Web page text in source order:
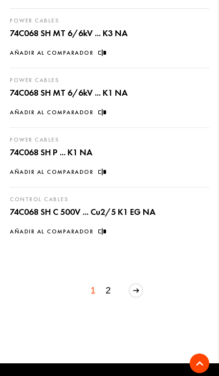
AÑADIR AL COMPARADOR
POWER CABLES
74C068 SH MT 6/6kV ... K3 NA
AÑADIR AL COMPARADOR
POWER CABLES
74C068 SH MT 6/6kV ... K1 NA
AÑADIR AL COMPARADOR
POWER CABLES
74C068 SH P ... K1 NA
AÑADIR AL COMPARADOR
CONTROL CABLES
74C068 SH C 500V ... Cu2/5 K1 EG NA
1 2